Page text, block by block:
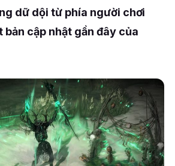
dữ dội từ phía người chơi
cập nhật gần đây của